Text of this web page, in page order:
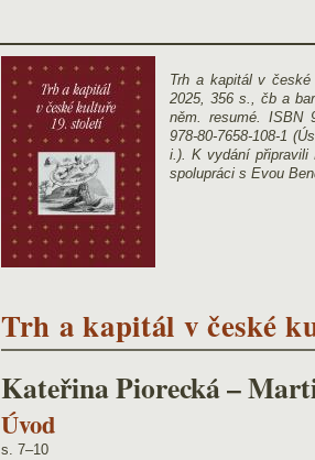
Trh a kapitál v
2025, 356 s., čb a
něm. resumé. ISBN
978-80-7658-108-1
i.). K vydání připravili
spolupráci s Evou
Trh a kapitál v české
Kateřina Piorecká –
Úvod
s. 7–10